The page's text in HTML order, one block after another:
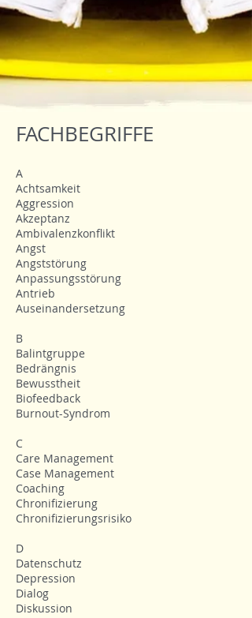
FACHBEGRIFFE
A
Achtsamkeit
Aggression
Akzeptanz
Ambivalenzkonflikt
Angst
Angststörung
Anpassungsstörung
Antrieb
Auseinandersetzung
B
Balintgruppe
Bedrängnis
Bewusstheit
Biofeedback
Burnout-Syndrom
C
Care Management
Case Management
Coaching
Chronifizierung
Chronifizierungsrisiko
D
Datenschutz
Depression
Dialog
Diskussion